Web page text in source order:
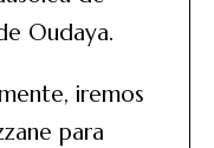
Oudaya.
iremos
para